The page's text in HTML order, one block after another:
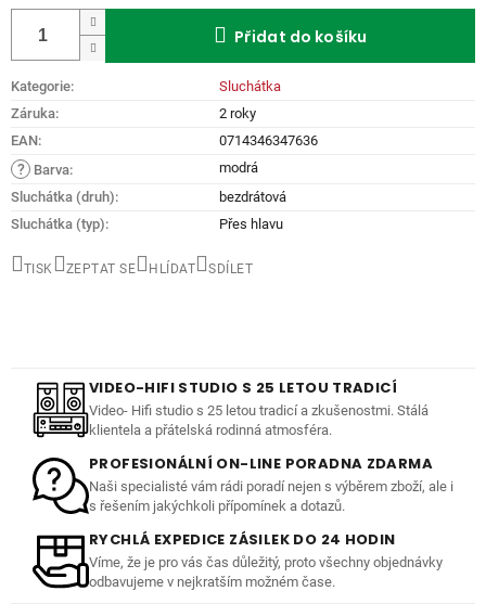
cena:
Kategorie:
Sluchátka
Záruka:
2 roky
EAN: 0714346347636
? Barva:
modrá
Sluchátka (druh):
bezdrátová
Sluchátka (typ): Přes hlavu
Přidat do košíku
TISK ZEPTAT SE HLÍDAT SDÍLET
VIDEO-HIFI STUDIO S 25 LETOU TRADICÍ
Video- Hifi studio s 25 letou tradicí a zkušenostmi. Stálá
klientela a přátelská rodinná atmosféra.
PROFESIONÁLNÍ ON-LINE PORADNA ZDARMA
Naši specialisté vám rádi poradí nejen s výběrem zboží, ale i
s řešením jakýchkoli přípomínek a dotazů.
RYCHLÁ EXPEDICE ZÁSILEK DO 24 HODIN
Víme, že je pro vás čas důležitý, proto všechny objednávky
odbavujeme v nejkratším možném čase.